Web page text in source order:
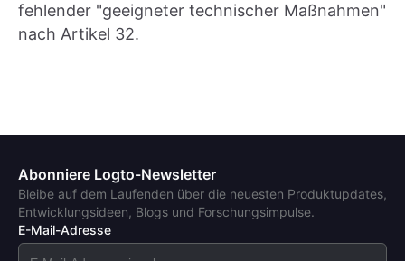
fehlender "geeigneter technischer Maßnahmen"
nach Artikel 32.
Abonniere Logto-Newsletter
Bleibe auf dem Laufenden über die neuesten Produktupdates,
Entwicklungsideen, Blogs und Forschungsimpulse.
E-Mail-Adresse